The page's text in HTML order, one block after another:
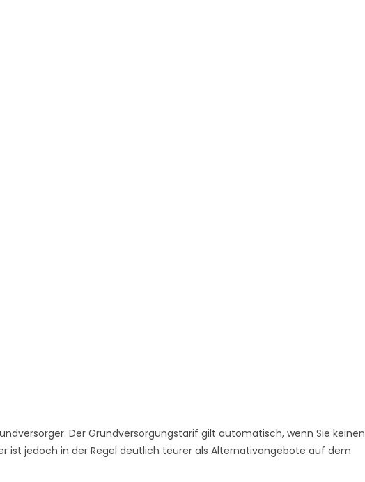
Der Grundversorgungstarif gilt automatisch, wenn Sie keinen
ist jedoch in der Regel deutlich teurer als Alternativangebote auf dem